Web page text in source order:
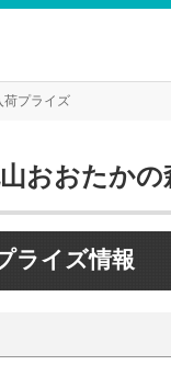
荷プライズ
おおたかの
ライズ情報